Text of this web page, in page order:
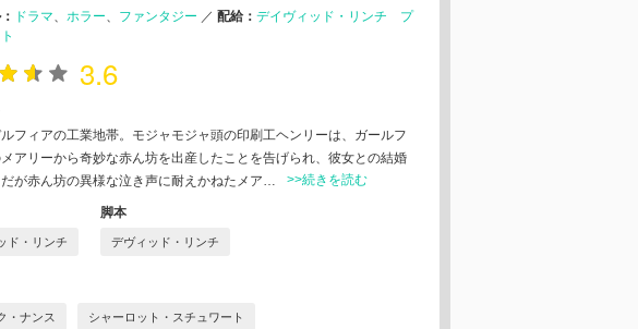
ドラマ ホラー ファンタジー ／ 配給： デイヴィッド・リンチ プ
3.6
フィアの工業地帯。モジャモジャ頭の印刷工ヘンリーは、ガールフ
アリーから奇妙な赤ん坊を出産したことを告げられ、彼女との結婚
が赤ん坊の異様な泣き声に耐えかねたメア…
>>続きを読む
ド・リンチ
脚本
デヴィッド・リンチ
・ナンス シャーロット・スチュワート